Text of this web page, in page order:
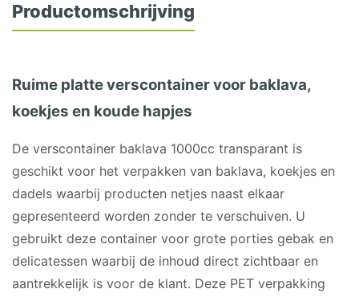
Productomschrijving
Ruime platte verscontainer voor baklava,
koekjes en koude hapjes
De verscontainer baklava 1000cc transparant is
geschikt voor het verpakken van baklava, koekjes en
dadels waarbij producten netjes naast elkaar
gepresenteerd worden zonder te verschuiven. U
gebruikt deze container voor grote porties gebak en
delicatessen waarbij de inhoud direct zichtbaar en
aantrekkelijk is voor de klant. Deze PET verpakking